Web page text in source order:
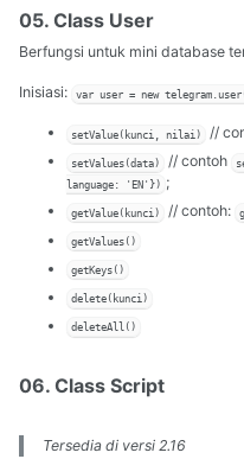
05. Class User
Berfungsi untuk mini database
Inisiasi: var user = new
setValue(kunci, nilai) //
setValues(data) // contoh
language: 'EN'}) ;
getValue(kunci) // contoh:
getValues()
getKeys()
delete(kunci)
deleteAll()
06. Class Script
Tersedia di versi 2.16